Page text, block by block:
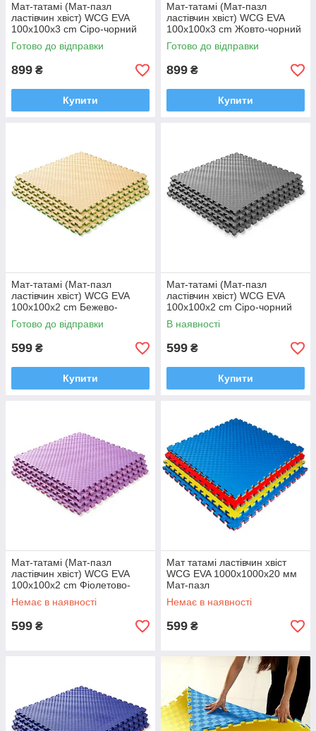
Мат-татамі (Мат-пазл
ластівчин хвіст) WCG EVA
100х100х3 cm Сіро-чорний
Готово до відправки
899 ₴
Купити
Мат-татамі (Мат-пазл
ластівчин хвіст) WCG EVA
100х100х3 cm Жовто-чорний
Готово до відправки
899 ₴
Купити
Мат-татамі (Мат-пазл
ластівчин хвіст) WCG EVA
100х100х2 cm Бежево-
зелений
Готово до відправки
599 ₴
Купити
Мат-татамі (Мат-пазл
ластівчин хвіст) WCG EVA
100х100х2 cm Сіро-чорний
В наявності
599 ₴
Купити
Мат-татамі (Мат-пазл
ластівчин хвіст) WCG EVA
100х100х2 cm Фіолетово-
рожевий
Немає в наявності
599 ₴
Мат татамі ластівчин хвіст
WCG EVA 1000х1000х20 мм
Мат-пазл
Немає в наявності
599 ₴